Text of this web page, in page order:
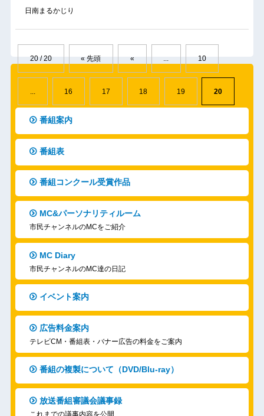
日南まるかじり
20 / 20 « 先頭 « ... 10
16 17 18 19 20
番組案内
番組表
番組コンクール受賞作品
MC&パーソナリティルーム
市民チャンネルのMCをご紹介
MC Diary
市民チャンネルのMC達の日記
イベント案内
広告料金案内
テレビCM・番組表・バナー広告の料金をご案内
番組の複製について（DVD/Blu-ray）
放送番組審議会議事録
これまでの議事内容を公開